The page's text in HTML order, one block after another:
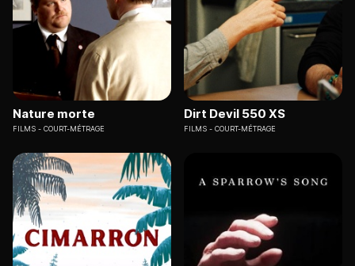
Nature morte
FILMS COURT-MÉTRAGE
Dirt Devil 550 XS
FILMS COURT-MÉTRAGE